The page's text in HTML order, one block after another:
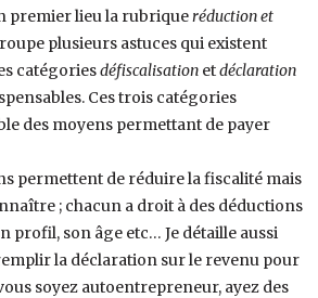
premier lieu la rubriqueréduction et
plusieurs astuces qui existent
catégoriesdéfiscalisation etdéclaration
Ces trois catégories
des moyens permettant de payer
permettent de réduire la fiscalité mais
; chacun a droit à des déductions
profil, son âge etc… Je détaille aussi
la déclaration sur le revenu pour
soyez autoentrepreneur, ayez des